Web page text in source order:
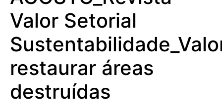
Valor Setorial
restaurar áreas
destruídas